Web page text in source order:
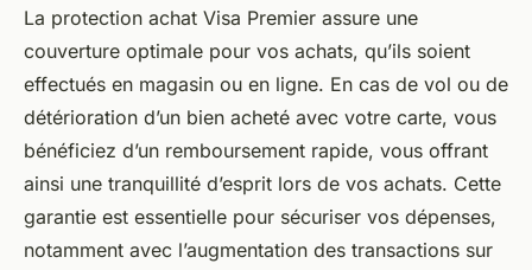
La protection achat Visa Premier assure une
couverture optimale pour vos achats, qu’ils soient
effectués en magasin ou en ligne. En cas de vol ou de
détérioration d’un bien acheté avec votre carte, vous
bénéficiez d’un remboursement rapide, vous offrant
ainsi une tranquillité d’esprit lors de vos achats. Cette
garantie est essentielle pour sécuriser vos dépenses,
notamment avec l’augmentation des transactions sur